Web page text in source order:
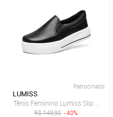
Patrocinado
LUMISS
Tênis Feminino Lumiss Slip On
R$149,90 - 40%